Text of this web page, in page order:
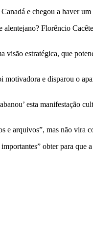
e chegou a haver
Florêncio
visão estratégica, que
e disparou o
esta manifestação
e arquivos”, mas não vira
obter para que